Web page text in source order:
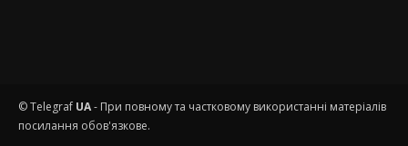
© Telegraf UA- При повному та частковому використанні матеріалів
посилання обов'язкове.